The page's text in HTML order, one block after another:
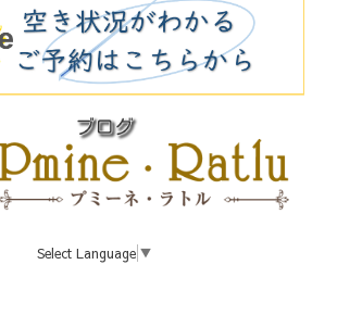
Select Language ▼